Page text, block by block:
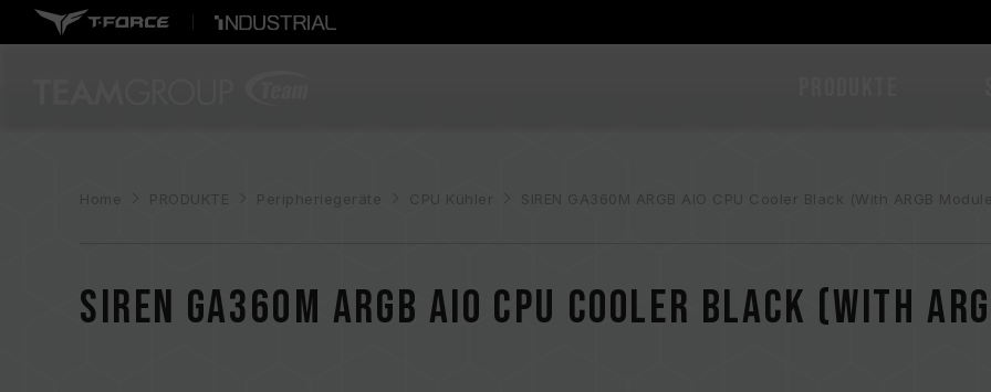
Home PRODUKTE Peripheriegeräte CPU Kühler SIREN GA360M ARGB AIO CPU Cooler Black (With ARGB Module)
SIREN GA360M ARGB AIO CPU Cooler Black (With